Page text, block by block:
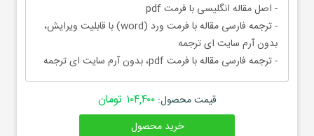
- اصل مقاله انگلیسی با فرمت pdf
- ترجمه فارسی مقاله با فرمت ورد (word) با قابلیت ویرایش،
بدون آرم سایت ای ترجمه
- ترجمه فارسی مقاله با فرمت pdf، بدون آرم سایت ای ترجمه
قیمت محصول:۱۰۴,۴۰۰ تومان
خرید محصول